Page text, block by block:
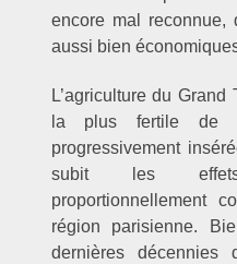
encore mal reconnue,
aussi bien
L’agriculture du
la plus fertile de
progressivement
subit les
proportionnellement
région parisienne.
dernières décennies